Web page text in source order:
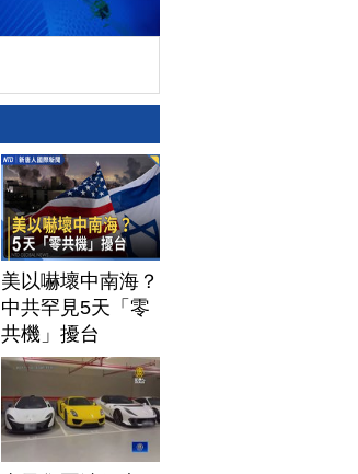
美以嚇壞中南海？
中共罕見5天「零
共機」擾台